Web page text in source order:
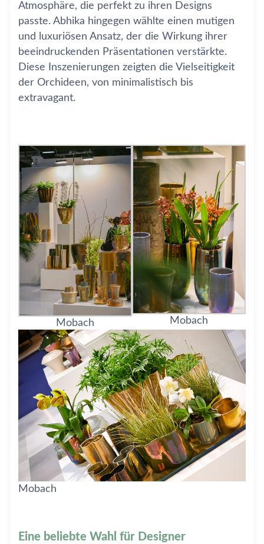
Atmosphäre, die perfekt zu ihren Designs
passte. Abhika hingegen wählte einen mutigen
und luxuriösen Ansatz, der die Wirkung ihrer
beeindruckenden Präsentationen verstärkte.
Diese Inszenierungen zeigten die Vielseitigkeit
der Orchideen, von minimalistisch bis
extravagant.
Mobach Mobach
Mobach
Eine beliebte Wahl für Designer